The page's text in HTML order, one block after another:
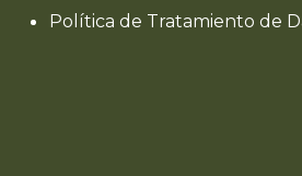
Política de Tratamiento de